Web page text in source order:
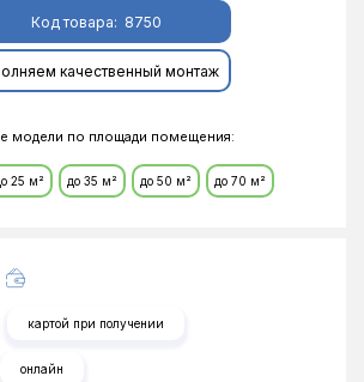
Код товара: 8750
качественный монтаж
модели по площади помещения:
25 м² до 35 м² до 50 м² до 70 м²
картой при получении
онлайн